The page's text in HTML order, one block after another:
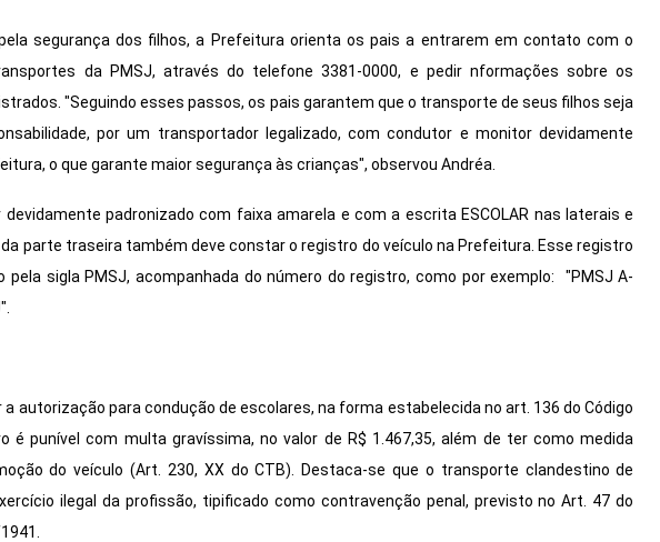
segurança dos filhos, a Prefeitura orienta os pais a entrarem em contato com o
da PMSJ, através do telefone 3381-0000, e pedir nformações sobre os
"Seguindo esses passos, os pais garantem que o transporte de seus filhos seja
por um transportador legalizado, com condutor e monitor devidamente
o que garante maior segurança às crianças", observou Andréa.
padronizado com faixa amarela e com a escrita ESCOLAR nas laterais e
parte traseira também deve constar o registro do veículo na Prefeitura. Esse registro
pela sigla PMSJ, acompanhada do número do registro, como por exemplo: "PMSJ A-
autorização para condução de escolares, na forma estabelecida no art. 136 do Código
é punível com multa gravíssima, no valor de R$ 1.467,35, além de ter como medida
do veículo (Art. 230, XX do CTB). Destaca-se que o transporte clandestino de
ilegal da profissão, tipificado como contravenção penal, previsto no Art. 47 do